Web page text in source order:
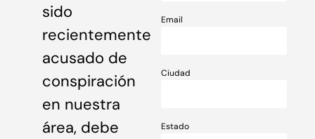
sido
recientemente
acusado de
conspiración
en nuestra
área, debe
Email
Ciudad
Estado